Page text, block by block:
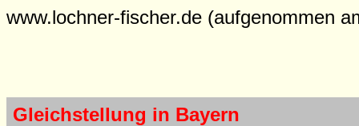
www.lochner-fischer.de (aufgenommen
Gleichstellung in Bayern